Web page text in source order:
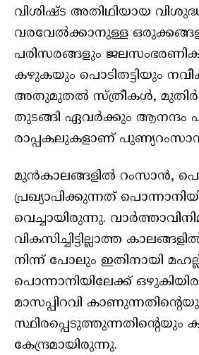
വിശിഷ്ട അതിഥിയായ
വരവേൽക്കാനുള്ള
പരിസരങ്ങളും
കഴുകയും പൊടിതട്ടിയും
അതുമുതൽ സ്ത്രീകൾ,
തുടങ്ങി ഏവർക്കും ആനന്ദം
രാപ്പകലുകളാണ് പുണ്യറംസാൻ
മുൻകാലങ്ങളിൽ റംസാൻ,
പ്രഖ്യാപിക്കുന്നത്
വെച്ചായിരുന്നു.
വികസിച്ചിട്ടില്ലാത്ത
നിന്ന് പോലും ഇതിനായി
പൊന്നാനിയിലേക്ക്
മാസപ്പിറവി
സ്ഥിരപ്പെടുത്തുന്നതിന്റെയും
കേന്ദ്രമായിരുന്നു.